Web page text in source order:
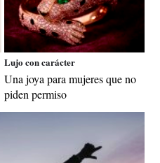
Lujo con carácter
Una joya para mujeres que no
piden permiso